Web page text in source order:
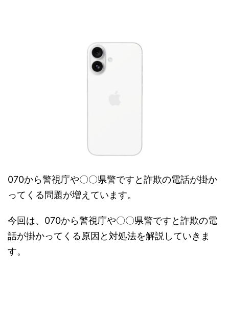
070から警視庁や〇〇県警ですと詐欺の電話が掛か
ってくる問題が増えています。
今回は、070から警視庁や〇〇県警ですと詐欺の電
話が掛かってくる原因と対処法を解説していきま
す。